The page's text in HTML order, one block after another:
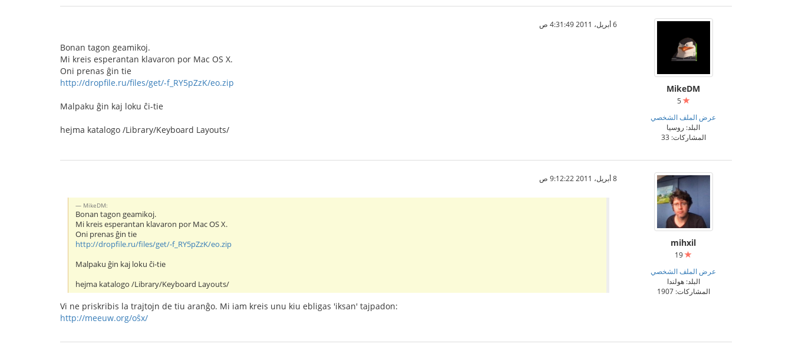
MikeDM
5
عرض الملف الشخصي
البلد: روسيا
المشاركات: 33
6 أبريل، 2011 4:31:49 ص
Bonan tagon geamikoj.
Mi kreis esperantan klavaron por Mac OS X.
Oni prenas ĝin tie
http://dropfile.ru/files/get/-f_RY5pZzK/eo.zip
Malpaku ĝin kaj loku ĉi-tie
hejma katalogo /Library/Keyboard Layouts/
mihxil
عرض الملف الشخصي
البلد: هولندا
المشاركات: 1907
8 أبريل، 2011 9:12:22 ص
MikeDM:
Bonan tagon geamikoj.
Mi kreis esperantan klavaron por Mac OS X.
Oni prenas ĝin tie
http://dropfile.ru/files/get/-f_RY5pZzK/eo.zip
Malpaku ĝin kaj loku ĉi-tie
hejma katalogo /Library/Keyboard Layouts/
Vi ne priskribis la trajtojn de tiu aranĝo. Mi iam kreis unu kiu ebligas 'iksan' tajpadon:
http://meeuw.org/oŝx/